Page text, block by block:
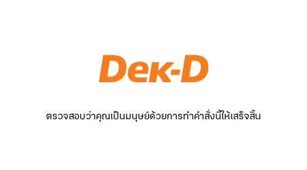
ตรวจสอบว่าคุณเป็นมนุษย์ด้วยการทำคำสั่งนี้ให้เสร็จสิ้น